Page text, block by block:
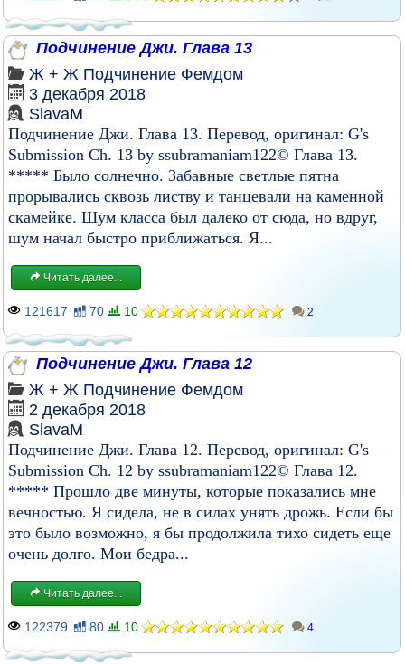
Подчинение Джи. Глава 13
Ж + Ж Подчинение Фемдом
3 декабря 2018
SlavaM
Подчинение Джи. Глава 13. Перевод, оригинал: G's
Submission Ch. 13 by ssubramaniam122© Глава 13.
***** Было солнечно. Забавные светлые пятна
прорывались сквозь листву и танцевали на каменной
скамейке. Шум класса был далеко от сюда, но вдруг,
шум начал быстро приближаться. Я...
Читать далее...
121617 70 10 2
Подчинение Джи. Глава 12
Ж + Ж Подчинение Фемдом
2 декабря 2018
SlavaM
Подчинение Джи. Глава 12. Перевод, оригинал: G's
Submission Ch. 12 by ssubramaniam122© Глава 12.
***** Прошло две минуты, которые показались мне
вечностью. Я сидела, не в силах унять дрожь. Если бы
это было возможно, я бы продолжила тихо сидеть еще
очень долго. Мои бедра...
Читать далее...
122379 80 10 4